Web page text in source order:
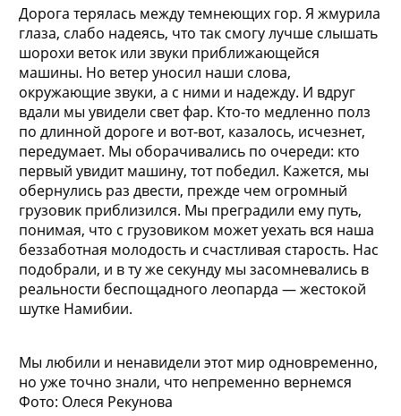
Дорога терялась между темнеющих гор. Я жмурила
глаза, слабо надеясь, что так смогу лучше слышать
шорохи веток или звуки приближающейся
машины. Но ветер уносил наши слова,
окружающие звуки, а с ними и надежду. И вдруг
вдали мы увидели свет фар. Кто-то медленно полз
по длинной дороге и вот-вот, казалось, исчезнет,
передумает. Мы оборачивались по очереди: кто
первый увидит машину, тот победил. Кажется, мы
обернулись раз двести, прежде чем огромный
грузовик приблизился. Мы преградили ему путь,
понимая, что с грузовиком может уехать вся наша
беззаботная молодость и счастливая старость. Нас
подобрали, и в ту же секунду мы засомневались в
реальности беспощадного леопарда — жестокой
шутке Намибии.
Мы любили и ненавидели этот мир одновременно,
но уже точно знали, что непременно вернемся
Фото: Олеся Рекунова